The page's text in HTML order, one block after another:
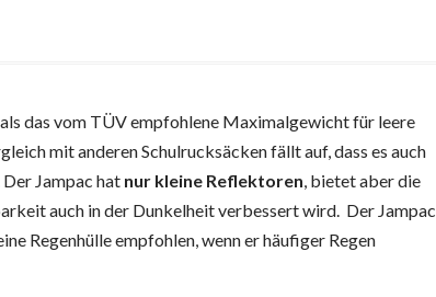
das vom TÜV empfohlene Maximalgewicht für leere
mit anderen Schulrucksäcken fällt auf, dass es auch
Jampac hat nur kleine Reflektoren, bietet aber die
auch in der Dunkelheit verbessert wird. Der Jampac
Regenhülle empfohlen, wenn er häufiger Regen